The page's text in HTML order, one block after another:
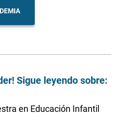
Sigue leyendo sobre:
en Educación Infantil